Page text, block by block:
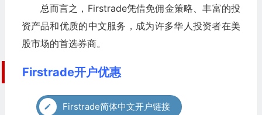
总而言之，Firstrade凭借免佣金策略、丰富的投
资产品和优质的中文服务，成为许多华人投资者在美
股市场的首选券商。
Firstrade开户优惠
Firstrade简体中文开户链接